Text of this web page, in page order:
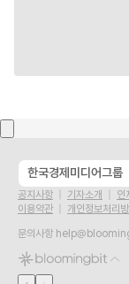
한국경제미디어그룹
공지사항 기자소개 인
이용약관
개인정보처리
문의사항